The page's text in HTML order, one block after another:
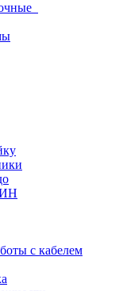
с кабелем